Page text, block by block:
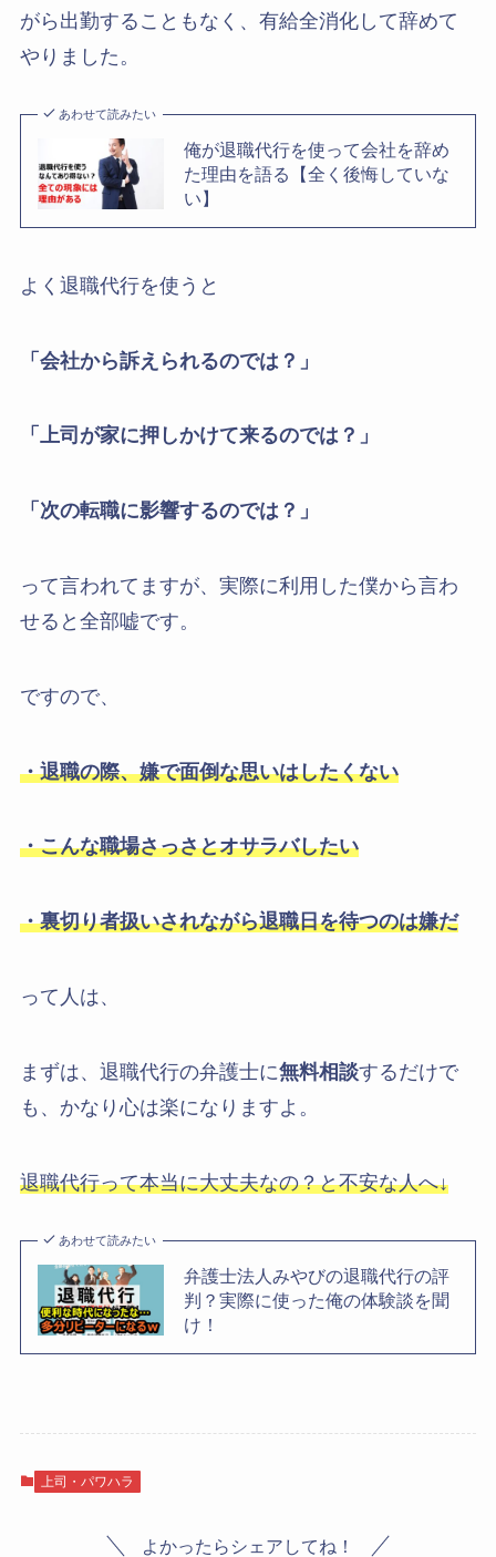
がら出勤することもなく、有給全消化して辞めて
やりました。
あわせて読みたい
俺が退職代行を使って会社を辞め
た理由を語る【全く後悔していな
い】
よく退職代行を使うと
「会社から訴えられるのでは？」
「上司が家に押しかけて来るのでは？」
「次の転職に影響するのでは？」
って言われてますが、実際に利用した僕から言わ
せると全部嘘です。
ですので、
・退職の際、嫌で面倒な思いはしたくない
・こんな職場さっさとオサラバしたい
・裏切り者扱いされながら退職日を待つのは嫌だ
って人は、
まずは、退職代行の弁護士に無料相談するだけで
も、かなり心は楽になりますよ。
退職代行って本当に大丈夫なの？と不安な人へ↓
あわせて読みたい
弁護士法人みやびの退職代行の評
判？実際に使った俺の体験談を聞
け！
上司・パワハラ
よかったらシェアしてね！